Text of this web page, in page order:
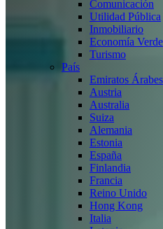
Comunicación
Utilidad Pública
Inmobiliario
Economía Verde
Turismo
País
Emiratos
Austria
Australia
Suiza
Alemania
Estonia
España
Finlandia
Francia
Reino Unido
Hong Kong
Italia